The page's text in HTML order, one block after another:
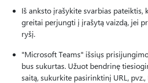
Iš anksto įrašykite svarbias pateiktis,
greitai perjungti į įrašytą vaizdą, jei
ryšį.
"Microsoft Teams" išsiųs
bus sukurtas. Užuot bendrinę
saitą, sukurkite pasirinktinį URL,